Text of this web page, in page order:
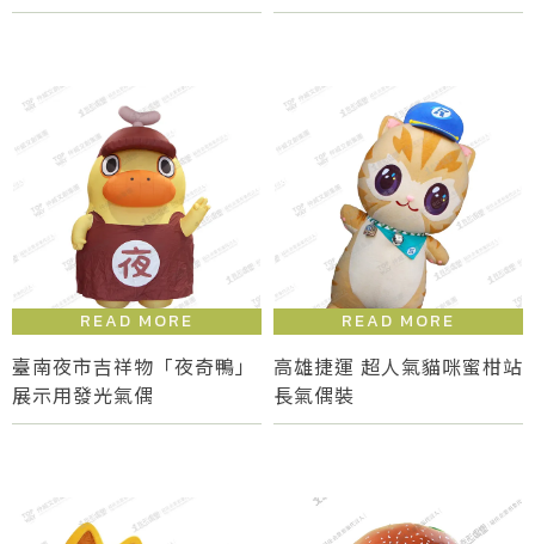
臺南夜市吉祥物「夜奇鴨」
展示用發光氣偶
高雄捷運 超人氣貓咪蜜柑站
長氣偶裝